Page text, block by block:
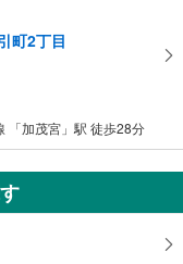
町2丁目
「加茂宮」駅 徒歩28分